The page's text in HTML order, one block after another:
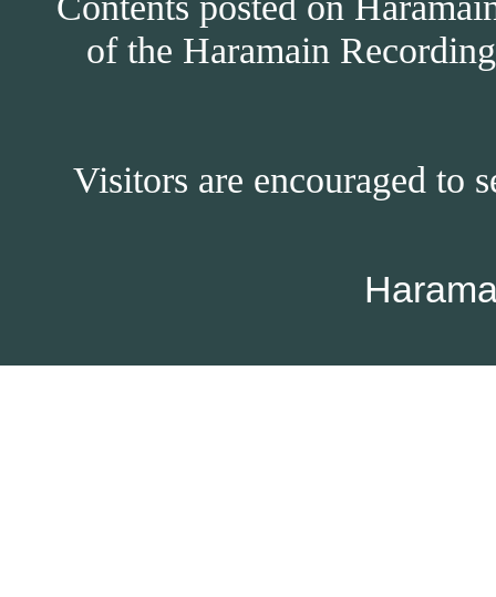
of the Haramain
Visitors are encouraged to